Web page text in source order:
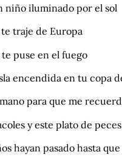
niño iluminado por el sol
traje de Europa
puse en el fuego
encendida en tu copa
para que me
y este plato de peces
hayan pasado hasta